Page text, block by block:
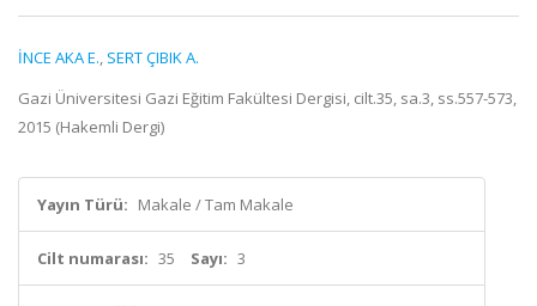
İNCE AKA E., SERT ÇIBIK A.
Gazi Üniversitesi Gazi Eğitim Fakültesi Dergisi, cilt.35, sa.3, ss.557-573,
2015 (Hakemli Dergi)
Yayın Türü: Makale / Tam Makale
Cilt numarası: 35 Sayı: 3